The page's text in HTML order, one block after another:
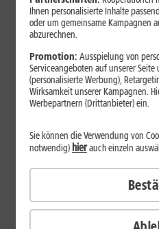
keine medizinische Beurteilung
Mehr erfahren
Ihnen personalisierte Inhalte
oder um gemeinsame Kampagnen
abzurechnen.
Promotion: Ausspielung von
Serviceangeboten auf unserer
(personalisierte Werbung),
Wirksamkeit unserer Kampagnen.
Werbepartnern (Drittanbieter) ein.
Sie können die Verwendung von
notwendig) hierauch einzeln